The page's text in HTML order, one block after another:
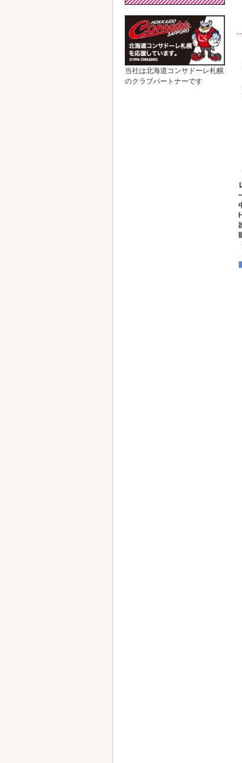
当社は北海道コンサドーレ札幌
のクラブパートナーです